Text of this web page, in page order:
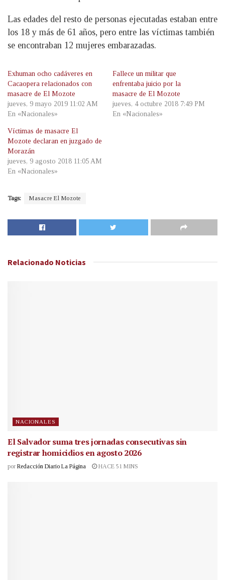
Las edades del resto de personas ejecutadas estaban entre
los 18 y más de 61 años, pero entre las víctimas también
se encontraban 12 mujeres embarazadas.
Exhuman ocho cadáveres en
Cacaopera relacionados con
masacre de El Mozote
jueves, 9 mayo 2019 11:02 AM
En «Nacionales»
Fallece un militar que
enfrentaba juicio por la
masacre de El Mozote
jueves, 4 octubre 2018 7:49 PM
En «Nacionales»
Víctimas de masacre El
Mozote declaran en juzgado de
Morazán
jueves, 9 agosto 2018 11:05 AM
En «Nacionales»
Tags: Masacre El Mozote
Relacionado Noticias
NACIONALES
El Salvador suma tres jornadas consecutivas sin
registrar homicidios en agosto 2026
por Redacción Diario La Página HACE 51 MINS